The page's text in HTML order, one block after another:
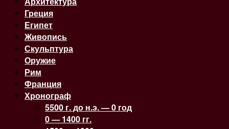
Греция
Египет
Живопись
Скульптура
Оружие
Рим
Франция
Хронограф
5500 г. до н.э. — 0 год
0 — 1400 гг.